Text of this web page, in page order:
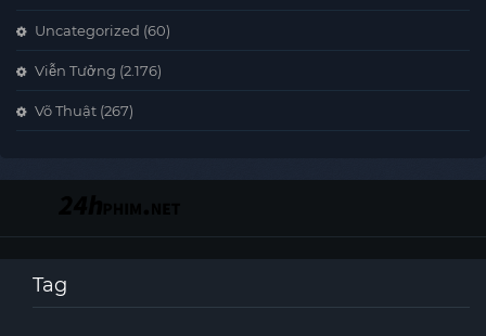
Uncategorized (60)
Viễn Tưởng (2.176)
Võ Thuật (267)
Tag